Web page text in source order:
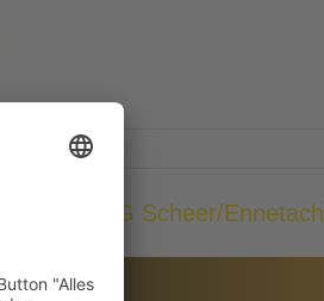
II - SG Scheer/Ennetach